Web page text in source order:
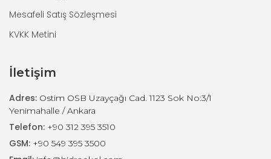
Mesafeli Satış Sözleşmesi
KVKK Metini
İletişim
Adres: Ostim OSB Uzayçağı Cad. 1123 Sok No:3/1
Yenimahalle / Ankara
Telefon: +90 312 395 3510
GSM: +90 549 395 3500